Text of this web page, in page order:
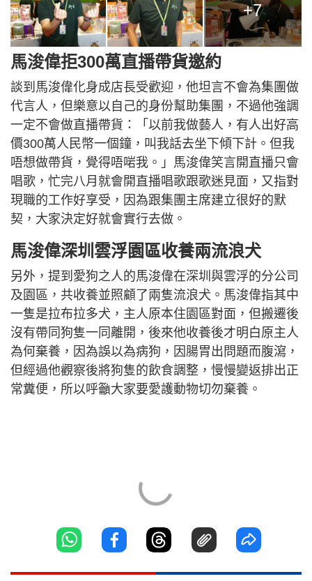
+7
馬浚偉拒300萬直播帶貨邀約
談到馬浚偉化身成店長受歡迎，他坦言不會為集團做
代言人，但樂意以自己的身份幫助集團，不過他強調
一定不會做直播帶貨：「以前我做藝人，有人出好高
價300萬人民幣一個鐘，叫我話去坐下傾下計。但我
唔想做帶貨，覺得唔啱我。」馬浚偉笑言開直播只會
唱歌，忙完八月就會開直播唱歌跟歌迷見面，又指對
現職的工作好享受，因為跟集團主席建立很好的默
契，大家決定好就會實行去做。
馬浚偉深圳雲浮園區收養兩流浪犬
另外，提到愛狗之人的馬浚偉在深圳與雲浮的分公司
及園區，共收養並照顧了兩隻流浪犬。馬浚偉指其中
一隻是拉布拉多犬，主人原本住園區對面，但搬遷後
沒有帶同狗隻一同離開，後來他收養後才明白原主人
為何棄養，因為誤以為病狗，因腸胃出問題而腹瀉，
但經過他觀察後將狗隻的飲食調整，慢慢變返排出正
常糞便，所以呼籲大家要愛護動物切勿棄養。